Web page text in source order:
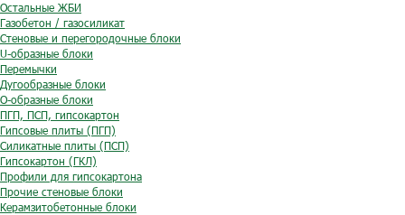
Остальные ЖБИ
Газобетон / газосиликат
Стеновые и перегородочные блоки
U-образные блоки
Перемычки
Дугообразные блоки
O-образные блоки
ПГП, ПСП, гипсокартон
Гипсовые плиты (ПГП)
Силикатные плиты (ПСП)
Гипсокартон (ГКЛ)
Профили для гипсокартона
Прочие стеновые блоки
Керамзитобетонные блоки